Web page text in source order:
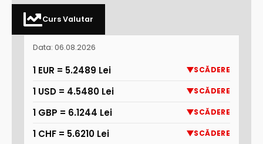
Curs Valutar
Data: 06.08.2026
1 EUR = 5.2489 Lei SCĂDERE
1 USD = 4.5480 Lei SCĂDERE
1 GBP = 6.1244 Lei SCĂDERE
1 CHF = 5.6210 Lei SCĂDERE